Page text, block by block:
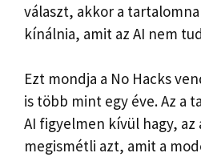
választ, akkor a
kínálnia, amit az AI nem
Ezt mondja a No Hacks
is több mint egy éve. Az a
AI figyelmen kívül hagy,
megismétli azt, amit a